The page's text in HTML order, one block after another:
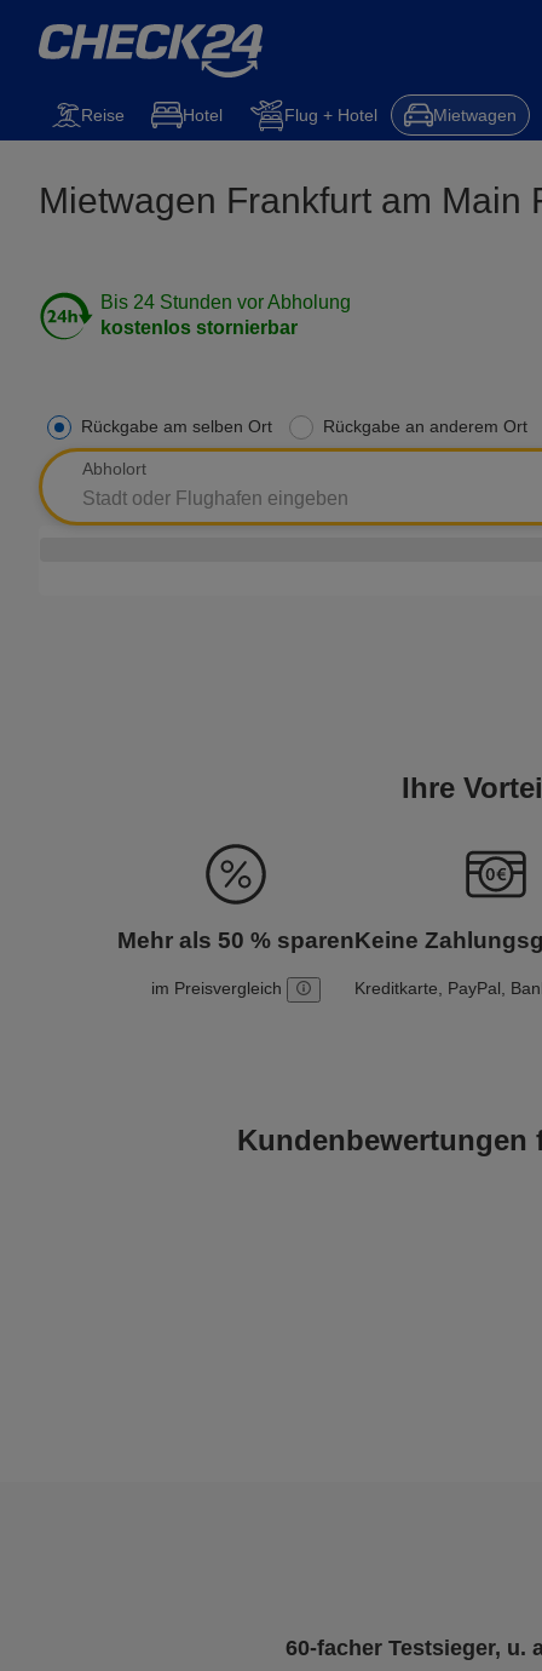
Mietwagen Reise Steuererklärung Kfz-Versicherung Hotel
Reise Hotel Flug + Hotel Mietwagen
Mietwagen Frankfurt am Main
Bis 24 Stunden vor Abholung
kostenlos stornierbar
Rückgabe am selben Ort Rückgabe an anderem Ort
Abholort
Ihre
Mehr als 50 % sparen
im Preisvergleich
Keine
Kreditkarte, PayPal,
Kundenbewertungen
60-facher Testsieger, u.